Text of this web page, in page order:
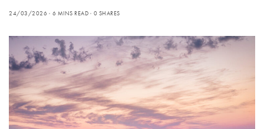
24/03/2026 6 MINS READ 0 SHARES